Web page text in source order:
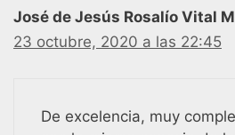
José de Jesús Rosalío Vital
23 octubre, 2020 a las 22:45
De excelencia, muy